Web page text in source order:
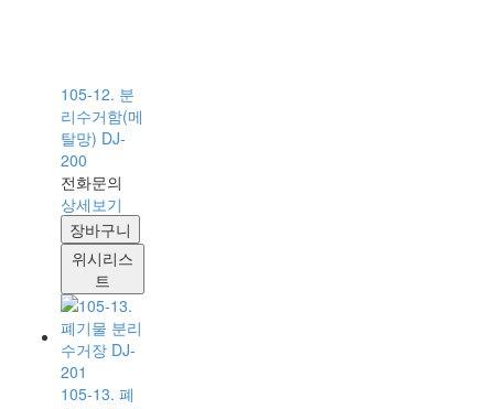
105-12. 분
리수거함(메
탈망) DJ-
200
전화문의
상세보기
장바구니
위시리스
트
105-13. 폐